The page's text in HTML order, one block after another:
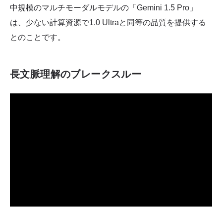
中規模のマルチモーダルモデルの「Gemini 1.5 Pro」
は、少ない計算資源で1.0 Ultraと同等の品質を提供する
とのことです。
長文脈理解のブレークスルー